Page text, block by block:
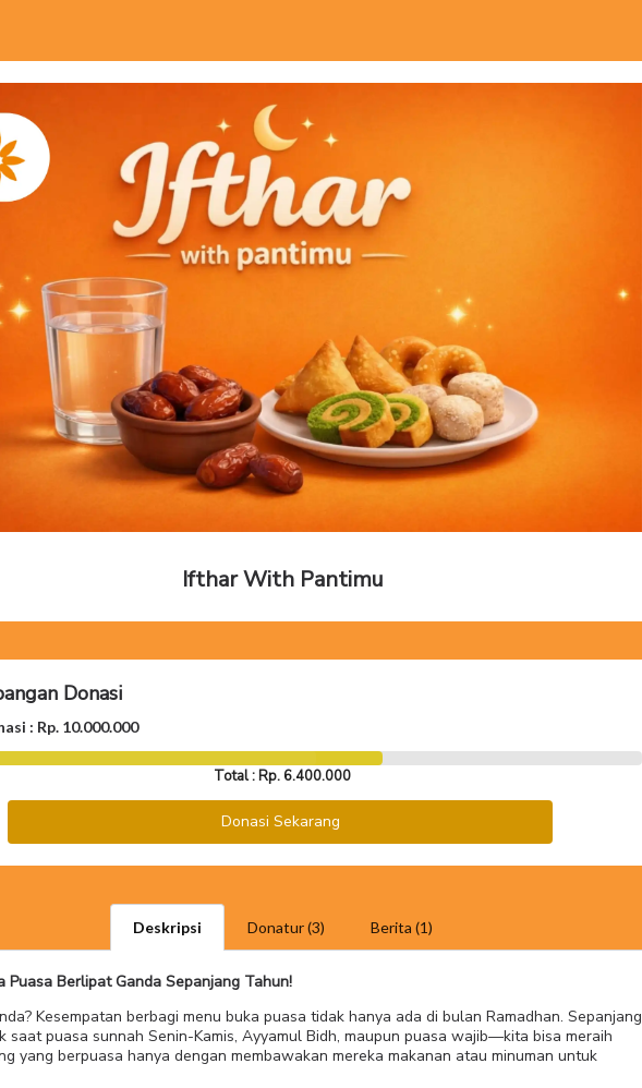
Ifthar With Pantimu
Donasi
: Rp. 10.000.000
Total : Rp. 6.400.000
Donasi Sekarang
Deskripsi Donatur (3) Berita (1)
Puasa Berlipat Ganda Sepanjang Tahun!
Kesempatan berbagi menu buka puasa tidak hanya ada di bulan Ramadhan. Sepanjang
puasa sunnah Senin-Kamis, Ayyamul Bidh, maupun puasa wajib—kita bisa meraih
yang berpuasa hanya dengan membawakan mereka makanan atau minuman untuk